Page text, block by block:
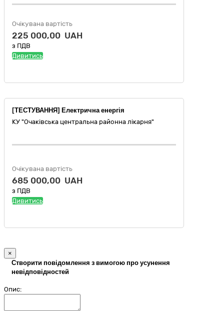
Очікувана вартість
225 000,00 UAH
з ПДВ
Дивитись
[ТЕСТУВАННЯ] Електрична енергія
КУ "Очаківська центральна районна лікарня"
Очікувана вартість
685 000,00 UAH
з ПДВ
Дивитись
×
Створити повідомлення з вимогою про усунення
невідповідностей
Опис: